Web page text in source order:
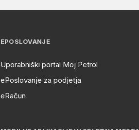
EPOSLOVANJE
Uporabniški portal Moj Petrol
ePoslovanje za podjetja
eRačun